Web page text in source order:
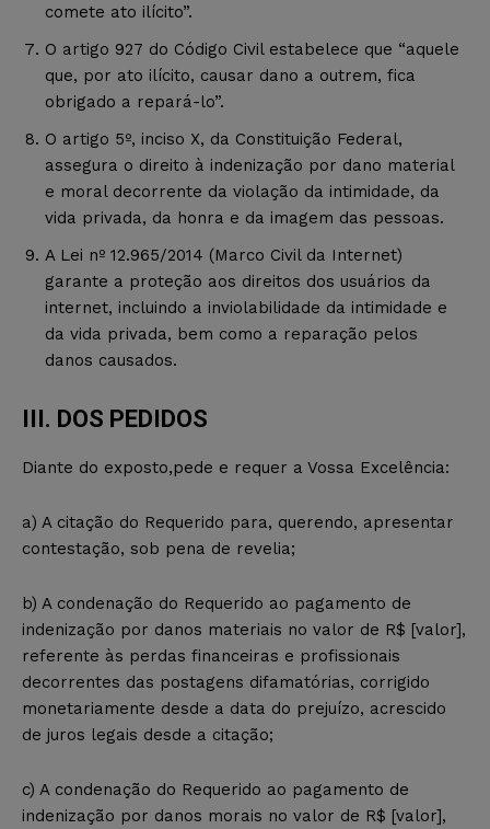
comete ato ilícito”.
O artigo 927 do Código Civil estabelece que “aquele
que, por ato ilícito, causar dano a outrem, fica
obrigado a repará-lo”.
O artigo 5º, inciso X, da Constituição Federal,
assegura o direito à indenização por dano material
e moral decorrente da violação da intimidade, da
vida privada, da honra e da imagem das pessoas.
A Lei nº 12.965/2014 (Marco Civil da Internet)
garante a proteção aos direitos dos usuários da
internet, incluindo a inviolabilidade da intimidade e
da vida privada, bem como a reparação pelos
danos causados.
III. DOS PEDIDOS
Diante do exposto,pede e requer a Vossa Excelência:
a) A citação do Requerido para, querendo, apresentar
contestação, sob pena de revelia;
b) A condenação do Requerido ao pagamento de
indenização por danos materiais no valor de R$ [valor],
referente às perdas financeiras e profissionais
decorrentes das postagens difamatórias, corrigido
monetariamente desde a data do prejuízo, acrescido
de juros legais desde a citação;
c) A condenação do Requerido ao pagamento de
indenização por danos morais no valor de R$ [valor],